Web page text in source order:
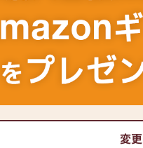
変更